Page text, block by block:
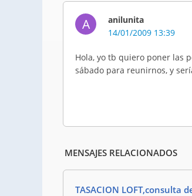
A
anilunita
14/01/2009 13:39
Hola, yo tb quiero poner las
sábado para reunirnos, y
MENSAJES RELACIONADOS
TASACION LOFT,consulta